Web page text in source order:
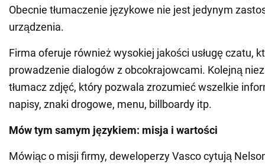
Obecnie tłumaczenie językowe nie jest jedynym
urządzenia.
Firma oferuje również wysokiej jakości usługę czatu,
prowadzenie dialogów z obcokrajowcami. Kolejną
tłumacz zdjęć, który pozwala zrozumieć wszelkie
napisy, znaki drogowe, menu, billboardy itp.
Mów tym samym językiem: misja i wartości
Mówiąc o misji firmy, deweloperzy Vasco cytują